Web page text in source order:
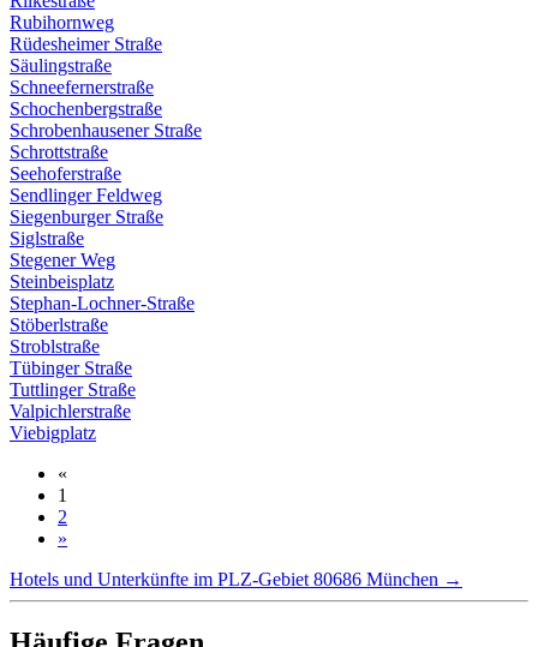
Rubihornweg
Rüdesheimer Straße
Säulingstraße
Schneefernerstraße
Schochenbergstraße
Schrobenhausener Straße
Schrottstraße
Seehoferstraße
Sendlinger Feldweg
Siegenburger Straße
Siglstraße
Stegener Weg
Steinbeisplatz
Stephan-Lochner-Straße
Stöberlstraße
Stroblstraße
Tübinger Straße
Tuttlinger Straße
Valpichlerstraße
Viebigplatz
«
1
2
»
Hotels und Unterkünfte im PLZ-Gebiet 80686 München →